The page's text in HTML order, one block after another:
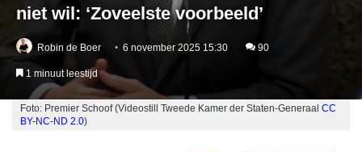
niet wil: ‘Zoveelste voorbeeld’
Robin de Boer 6 november 2025 15:30 90
1 minuut leestijd
Foto: Premier Schoof (Videostill Tweede Kamer der Staten-Generaal CC
BY-NC-ND 2.0)